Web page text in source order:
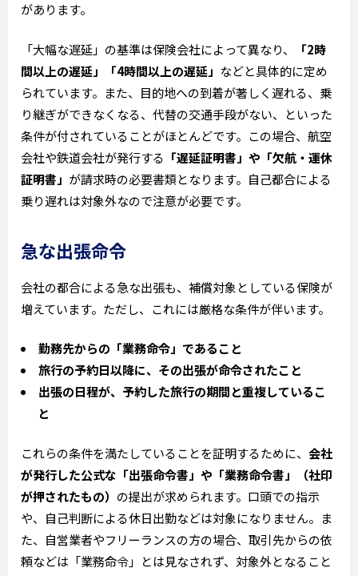
があります。
「大幅な遅延」の基準は保険会社によって異なり、
「2時
間以上の遅延」「4時間以上の遅延」 などと具体的に定め
られています。また、目的地への到着が著しく遅れる、乗
り継ぎができなくなる、代替の交通手段がない、といった
条件が付されていることがほとんどです。この場合、航空
会社や鉄道会社が発行する 「遅延証明書」や「欠航・運休
証明書」 が請求時の必要書類となります。自己都合による
乗り遅れは対象外なので注意が必要です。
急な出張命令
会社の都合による急な出張も、補償対象としている保険が
増えています。ただし、これには厳格な条件が伴います。
勤務先からの「業務命令」であること
旅行の予約日以降に、その出張が命令されたこと
出張の日程が、予約した旅行の期間と重複しているこ
と
これらの条件を満たしていることを証明するために、 会社
が発行した公式な「出張命令書」や「業務命令書」（社印
が押されたもの） の提出が求められます。口頭での指示
や、自己判断による休日出勤などは対象になりません。ま
た、自営業者やフリーランスの方の場合、取引先からの依
頼などは「業務命令」とは見なされず、対象外となること